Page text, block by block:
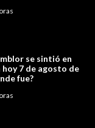
se sintió en
hoy 7 de agosto de
fue?